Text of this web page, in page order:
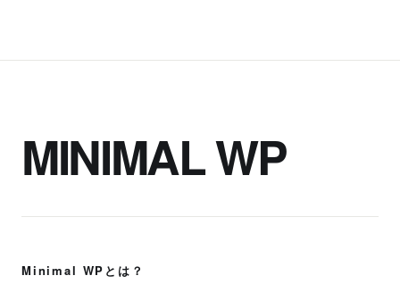
MINIMAL WP
Minimal WPとは？